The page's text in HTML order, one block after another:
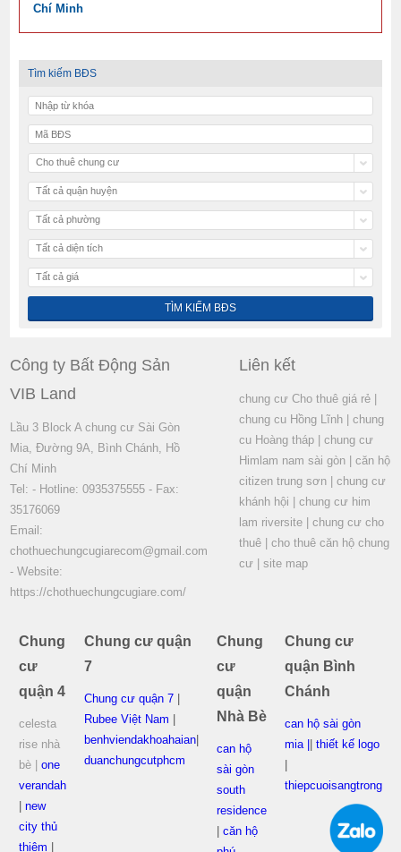
Chí Minh
Tìm kiếm BĐS
Cho thuê chung cư
Tất cả quận huyện
Tất cả phường
Tất cả diện tích
Tất cả giá
Công ty Bất Động Sản
VIB Land
Lầu 3 Block A chung cư Sài Gòn
Mia, Đường 9A, Bình Chánh, Hồ
Chí Minh
Tel: - Hotline: 0935375555 - Fax:
35176069
Email:
chothuechungcugiarecom@gmail.com
- Website:
https://chothuechungcugiare.com/
Liên kết
chung cư Cho thuê giá rẻ|
chung cu Hồng Lĩnh| chung
cu Hoàng tháp| chung cư
Himlam nam sài gòn| căn hộ
citizen trung sơn| chung cư
khánh hội
chung cư him
lam riversite| chung cư cho
thuê| cho thuê căn hộ chung
cư| site map
Chung
cư
quận 4
celesta
rise nhà
bè |
one
verandah
|new
city thủ
thiêm
Chung cư quận
7
Chung cư quận 7
Rubee Việt Nam
benhviendakhoahaian
duanchungcutphcm
Chung
cư
quận
Nhà Bè
can hộ
sài gòn
south
residence
|căn hộ
Chung cư
quận Bình
Chánh
can hộ sài gòn
mia |
|thiết kế logo
thiepcuoisangtrong